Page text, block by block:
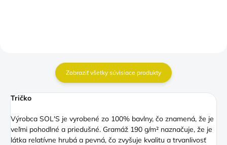
Zobraziť všetky súvisiace produkty
Tričko
Výrobca SOL'S je vyrobené zo 100% bavlny, čo znamená, že je
veľmi pohodlné a priedušné. Gramáž 190 g/m² naznačuje, že je
látka relatívne hrubá a pevná, čo zvyšuje kvalitu a trvanlivosť